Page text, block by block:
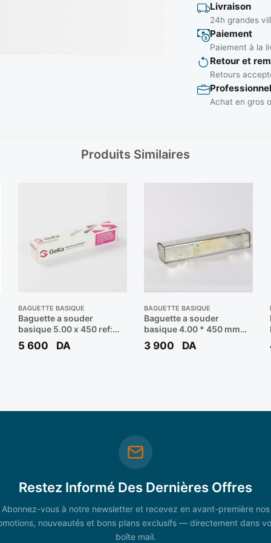
Livraison
24h grandes
Paiement
Paiement à la
Retour et
Retours
Achat en gros
Produits Similaires
BAGUETTE BASIQUE
Baguette a souder
basique 5.00 x 450 ref:
7018 ( b/6kgs 200 pcs ) **
GEKA LASER
5 600 DA
BAGUETTE BASIQUE
Baguette a souder
basique 4.00 * 450 mm
7018 ( poids 9.7 kg ) **
EULMA
3 900 DA
Restez Informé Des Dernières Offres
Abonnez-vous à notre newsletter et recevez en avant-première nos
nouveautés et bons plans exclusifs — directement dans
boîte mail.